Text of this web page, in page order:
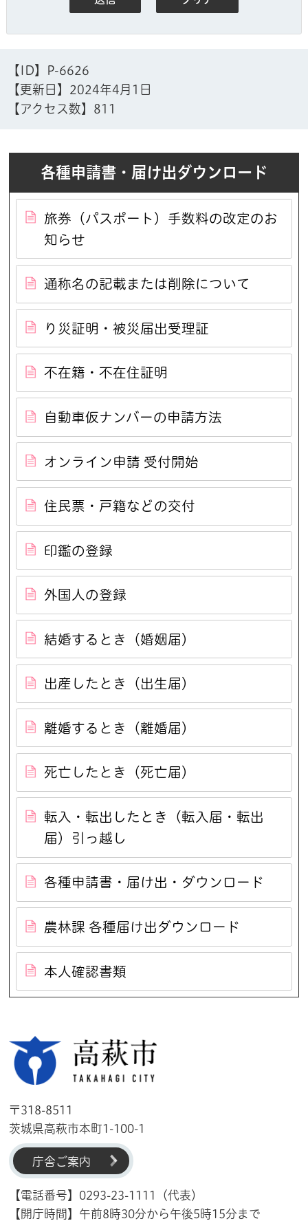
【ID】
P-6626
【更新日】 2024年4月1日
【アクセス数】 811
各種申請書・届け出ダウンロード
旅券（パスポート）手数料の改定のお
知らせ
通称名の記載または削除について
り災証明・被災届出受理証
不在籍・不在住証明
自動車仮ナンバーの申請方法
オンライン申請 受付開始
住民票・戸籍などの交付
印鑑の登録
外国人の登録
結婚するとき（婚姻届）
出産したとき（出生届）
離婚するとき（離婚届）
死亡したとき（死亡届）
転入・転出したとき（転入届・転出
届）引っ越し
各種申請書・届け出・ダウンロード
農林課 各種届け出ダウンロード
本人確認書類
〒318-8511
茨城県高萩市本町1-100-1
庁舎ご案内
【電話番号】0293-23-1111（代表）
【開庁時間】午前8時30分から午後5時15分まで